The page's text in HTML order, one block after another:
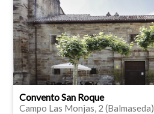
Convento San Roque
Campo Las Monjas, 2 (Balmaseda)